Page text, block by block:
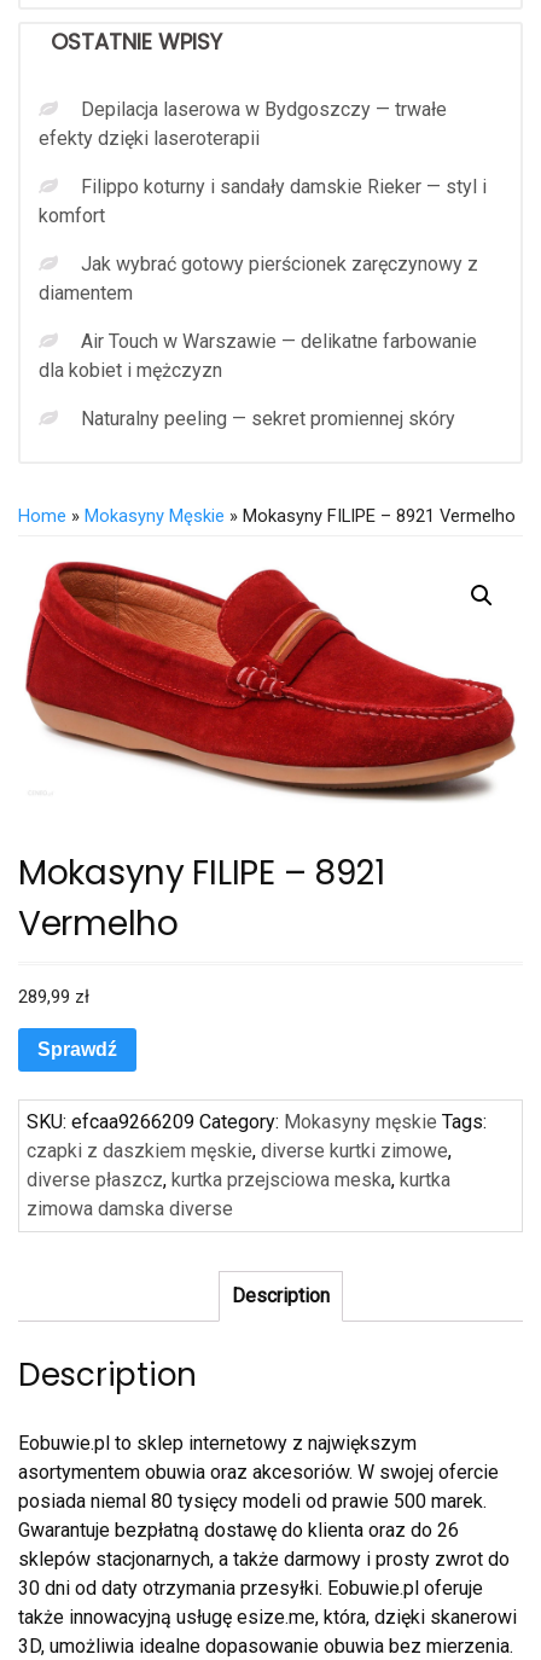
OSTATNIE WPISY
Depilacja laserowa w Bydgoszczy — trwałe
efekty dzięki laseroterapii
Filippo koturny i sandały damskie Rieker — styl i
komfort
Jak wybrać gotowy pierścionek zaręczynowy z
diamentem
Air Touch w Warszawie — delikatne farbowanie
dla kobiet i mężczyzn
Naturalny peeling — sekret promiennej skóry
Home » Mokasyny Męskie » Mokasyny FILIPE – 8921 Vermelho
Mokasyny FILIPE – 8921
Vermelho
289,99 zł
Sprawdź
SKU: efcaa9266209 Category: Mokasyny męskie Tags:
czapki z daszkiem męskie, diverse kurtki zimowe,
diverse płaszcz, kurtka przejsciowa meska, kurtka
zimowa damska diverse
Description
Description
Eobuwie.pl to sklep internetowy z największym
asortymentem obuwia oraz akcesoriów. W swojej ofercie
posiada niemal 80 tysięcy modeli od prawie 500 marek.
Gwarantuje bezpłatną dostawę do klienta oraz do 26
sklepów stacjonarnych, a także darmowy i prosty zwrot do
30 dni od daty otrzymania przesyłki. Eobuwie.pl oferuje
także innowacyjną usługę esize.me, która, dzięki skanerowi
3D, umożliwia idealne dopasowanie obuwia bez mierzenia.